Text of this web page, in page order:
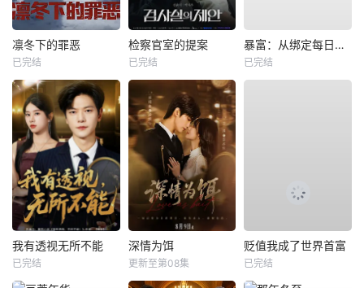
凛冬下的罪恶
已完结
检察官室的提案
已完结
暴富：从绑定每日消费系统开始
已完结
我有透视无所不能
已完结
深情为饵
更新至第08集
贬值我成了世界首富
已完结